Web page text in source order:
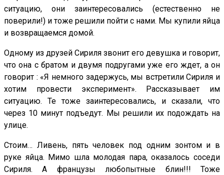
ситуацию, они заинтересовались (естественно не
поверили!) и тоже решили пойти с нами. Мы купили яйца
и возвращаемся домой.
Одному из друзей Сириля звонит его девушка и говорит,
что она с братом и двумя подругами уже его ждет, а он
говорит : «Я немного задержусь, мы встретили Сириля и
хотим провести эксперимент». Рассказывает им
ситуацию. Те тоже заинтересовались, и сказали, что
через 10 минут подъедут. Мы решили их подождать на
улице.
Стоим… Ливень, пять человек под одним зонтом и в
руке яйца. Мимо шла молодая пара, оказалось соседи
Сириля. А французы любопытные блин!!! Тоже